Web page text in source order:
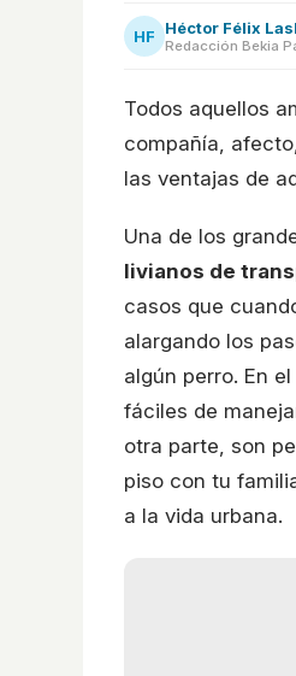
HF Héctor Félix
Redacción Bekia
Todos aquellos
compañía,
las ventajas de
Una de los
livianos de
casos que
alargando los
algún perro. En
fáciles de
otra parte, son
piso con tu
a la vida urbana.